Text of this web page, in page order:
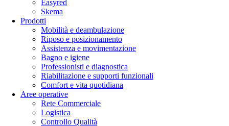
Easyred
Skema
Prodotti
Mobilità e deambulazione
Riposo e posizionamento
Assistenza e movimentazione
Bagno e igiene
Professionisti e diagnostica
Riabilitazione e supporti funzionali
Comfort e vita quotidiana
Aree operative
Rete Commerciale
Logistica
Controllo Qualità